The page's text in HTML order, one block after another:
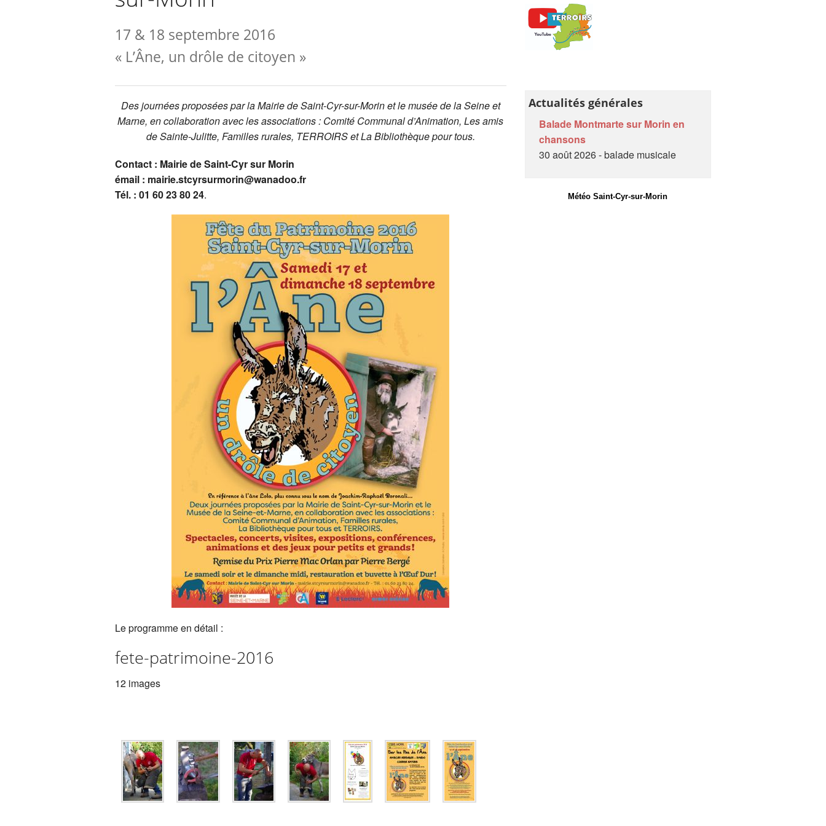
A venir...
Petites écoles villageoises de la Brie
17 & 18 septembre 2016
« L’Âne, un drôle de citoyen »
Des journées proposées par la Mairie de Saint-Cyr-sur-Morin et le musée de la Seine et
Marne, en collaboration avec les associations : Comité Communal d’Animation, Les amis
de Sainte-Julitte, Familles rurales, TERROIRSet La Bibliothèque pour tous.
Contact : Mairie de Saint-Cyr sur Morin
émail : mairie.stcyrsurmorin@wanadoo.fr
Tél. : 01 60 23 80 24.
Le programme en détail :
fete-patrimoine-2016
12 images
Actualités générales
Balade Montmarte sur Morin en
chansons
30 août 2026 - balade musicale
Météo Saint-Cyr-sur-Morin